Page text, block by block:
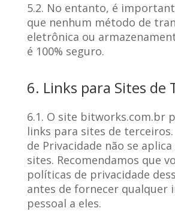
5.2. No entanto, é
que nenhum método de
eletrônica ou
é 100% seguro.
6. Links para Sites de
6.1. O site bitworks.com.br
links para sites de
de Privacidade não se aplica
sites. Recomendamos que
políticas de privacidade
antes de fornecer qualquer
pessoal a eles.